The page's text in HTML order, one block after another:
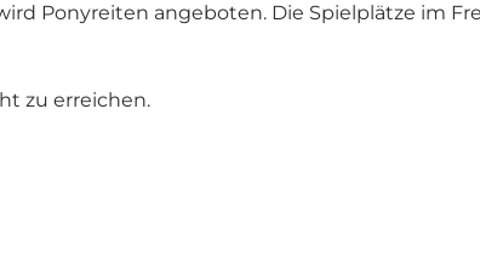
Ponyreiten angeboten. Die Spielplätze im
zu erreichen.